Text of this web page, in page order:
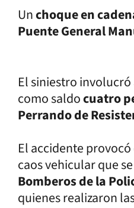
Unchoque en
Puente General
El siniestro involucró
como saldocuatro
Perrando de
El accidente provocó
caos vehicular que
Bomberos de la
quienes realizaron